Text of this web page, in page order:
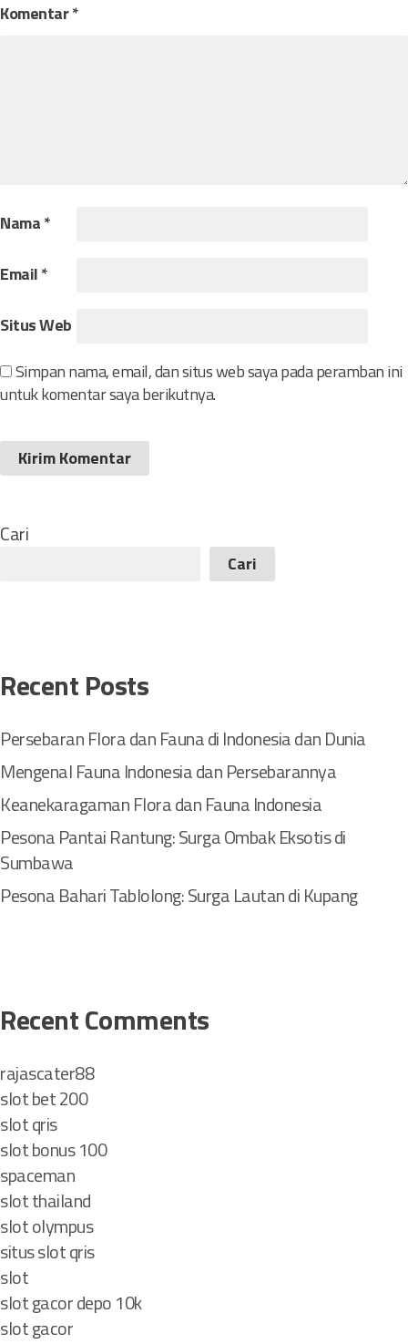
p
Komentar*
Nama*
Email*
Situs Web
Simpan nama, email, dan situs web saya pada peramban ini
untuk komentar saya berikutnya.
Cari
Cari
Recent Posts
Persebaran Flora dan Fauna di Indonesia dan Dunia
Mengenal Fauna Indonesia dan Persebarannya
Keanekaragaman Flora dan Fauna Indonesia
Pesona Pantai Rantung: Surga Ombak Eksotis di
Sumbawa
Pesona Bahari Tablolong: Surga Lautan di Kupang
Recent Comments
rajascater88
slot bet 200
slot qris
slot bonus 100
spaceman
slot thailand
slot olympus
situs slot qris
slot
slot gacor depo 10k
slot gacor